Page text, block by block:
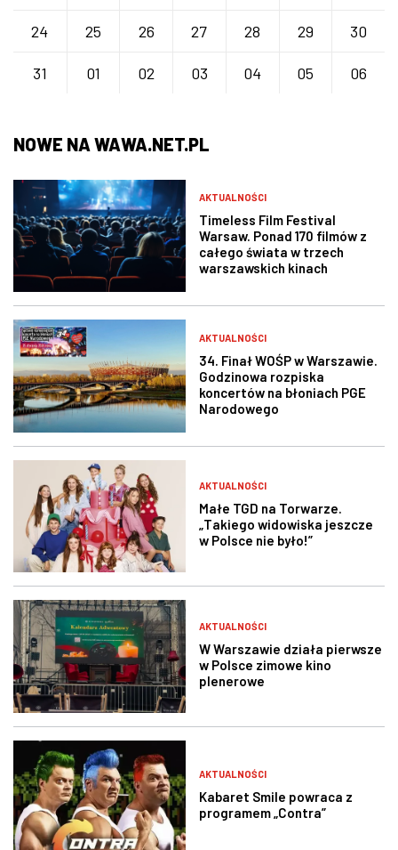
24 25 26 27 28 29 30
31 01 02 03 04 05 06
NOWE NA WAWA.NET.PL
AKTUALNOŚCI
Timeless Film Festival
Warsaw. Ponad 170 filmów z
całego świata w trzech
warszawskich kinach
AKTUALNOŚCI
34. Finał WOŚP w Warszawie.
Godzinowa rozpiska
koncertów na błoniach PGE
Narodowego
AKTUALNOŚCI
Małe TGD na Torwarze.
„Takiego widowiska jeszcze
w Polsce nie było!”
AKTUALNOŚCI
W Warszawie działa pierwsze
w Polsce zimowe kino
plenerowe
AKTUALNOŚCI
Kabaret Smile powraca z
programem „Contra”